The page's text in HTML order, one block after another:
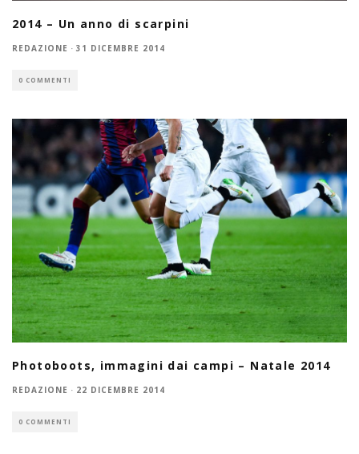
2014 – Un anno di scarpini
REDAZIONE · 31 DICEMBRE 2014
0 COMMENTI
Photoboots, immagini dai campi – Natale 2014
REDAZIONE · 22 DICEMBRE 2014
0 COMMENTI